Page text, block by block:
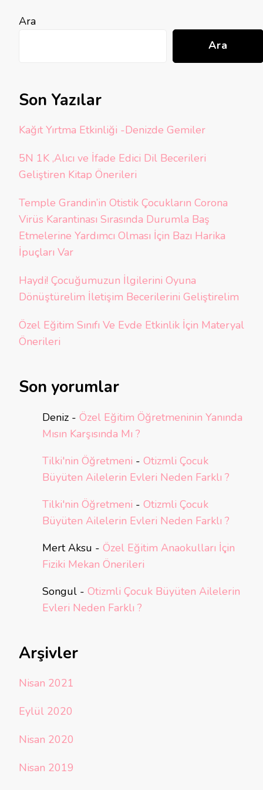
Ara
Ara
Son Yazılar
Kağıt Yırtma Etkinliği -Denizde Gemiler
5N 1K ,Alıcı ve İfade Edici Dil Becerileri
Geliştiren Kitap Önerileri
Temple Grandin’in Otistik Çocukların Corona
Virüs Karantinası Sırasında Durumla Baş
Etmelerine Yardımcı Olması İçin Bazı Harika
İpuçları Var
Haydi! Çocuğumuzun İlgilerini Oyuna
Dönüştürelim İletişim Becerilerini Geliştirelim
Özel Eğitim Sınıfı Ve Evde Etkinlik İçin Materyal
Önerileri
Son yorumlar
Deniz - Özel Eğitim Öğretmeninin Yanında
Mısın Karşısında Mı ?
Tilki'nin Öğretmeni - Otizmli Çocuk
Büyüten Ailelerin Evleri Neden Farklı ?
Tilki'nin Öğretmeni - Otizmli Çocuk
Büyüten Ailelerin Evleri Neden Farklı ?
Mert Aksu - Özel Eğitim Anaokulları İçin
Fiziki Mekan Önerileri
Songul - Otizmli Çocuk Büyüten Ailelerin
Evleri Neden Farklı ?
Arşivler
Nisan 2021
Eylül 2020
Nisan 2020
Nisan 2019